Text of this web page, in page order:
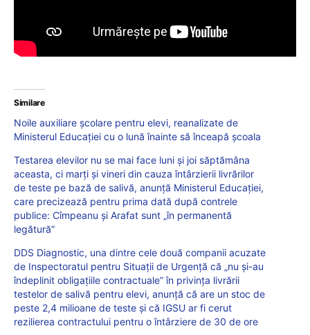
Similare
Noile auxiliare școlare pentru elevi, reanalizate de
Ministerul Educației cu o lună înainte să înceapă școala
Testarea elevilor nu se mai face luni și joi săptămâna
aceasta, ci marți și vineri din cauza întârzierii livrărilor
de teste pe bază de salivă, anunță Ministerul Educației,
care precizează pentru prima dată după contrele
publice: Cîmpeanu și Arafat sunt „în permanentă
legătură”
DDS Diagnostic, una dintre cele două companii acuzate
de Inspectoratul pentru Situații de Urgență că „nu și-au
îndeplinit obligațiile contractuale” în privința livrării
testelor de salivă pentru elevi, anunță că are un stoc de
peste 2,4 milioane de teste și că IGSU ar fi cerut
rezilierea contractului pentru o întârziere de 30 de ore